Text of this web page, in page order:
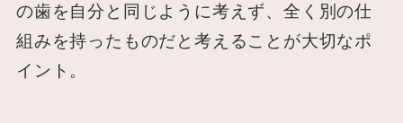
の歯を自分と同じように考えず、全く別の仕
組みを持ったものだと考えることが大切なポ
イント。